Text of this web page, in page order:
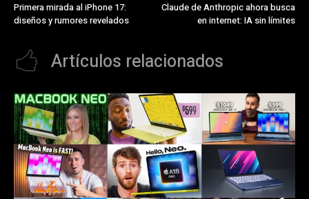
Primera mirada al iPhone 17:
diseños y rumores revelados
Claude de Anthropic ahora busca
en internet: IA sin límites
Artículos relacionados